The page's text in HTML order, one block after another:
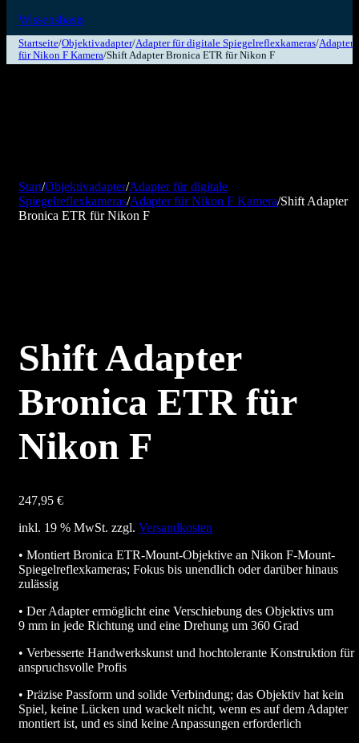
Wissensbasis
Startseite/Objektivadapter/Adapter für digitale Spiegelreflexkameras/Adapter
für Nikon F Kamera/Shift Adapter Bronica ETR für Nikon F
Start/Objektivadapter/Adapter für digitale
Spiegelreflexkameras/Adapter für Nikon F Kamera/Shift Adapter
Bronica ETR für Nikon F
Shift Adapter
Bronica ETR für
Nikon F
247,95 €
inkl. 19 % MwSt. zzgl. Versandkosten
• Montiert Bronica ETR-Mount-Objektive an Nikon F-Mount-
Spiegelreflexkameras; Fokus bis unendlich oder darüber hinaus
zulässig
• Der Adapter ermöglicht eine Verschiebung des Objektivs um
9 mm in jede Richtung und eine Drehung um 360 Grad
• Verbesserte Handwerkskunst und hochtolerante Konstruktion für
anspruchsvolle Profis
• Präzise Passform und solide Verbindung; das Objektiv hat kein
Spiel, keine Lücken und wackelt nicht, wenn es auf dem Adapter
montiert ist, und es sind keine Anpassungen erforderlich